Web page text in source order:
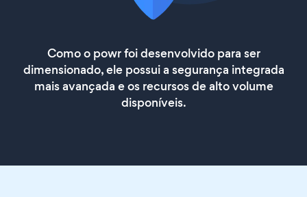
Como o powr foi desenvolvido para ser
dimensionado, ele possui a segurança integrada
mais avançada e os recursos de alto volume
disponíveis.